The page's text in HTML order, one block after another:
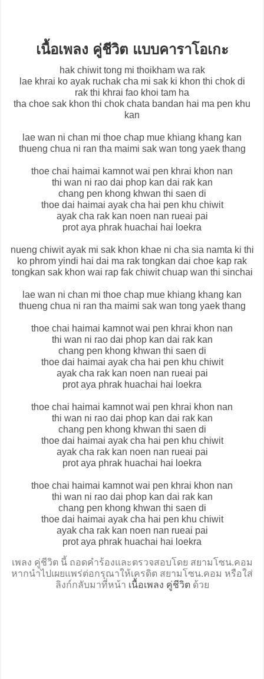
เนื้อเพลง คู่ชีวิต แบบคาราโอเกะ
hak chiwit tong mi thoikham wa rak
lae khrai ko ayak ruchak cha mi sak ki khon thi chok di
rak thi khrai fao khoi tam ha
tha choe sak khon thi chok chata bandan hai ma pen khu
kan
lae wan ni chan mi thoe chap mue khiang khang kan
thueng chua ni ran tha maimi sak wan tong yaek thang
thoe chai haimai kamnot wai pen khrai khon nan
thi wan ni rao dai phop kan dai rak kan
chang pen khong khwan thi saen di
thoe dai haimai ayak cha hai pen khu chiwit
ayak cha rak kan noen nan rueai pai
prot aya phrak huachai hai loekra
nueng chiwit ayak mi sak khon khae ni cha sia namta ki thi
ko phrom yindi hai dai ma rak tongkan dai choe kap rak
tongkan sak khon wai rap fak chiwit chuap wan thi sinchai
lae wan ni chan mi thoe chap mue khiang khang kan
thueng chua ni ran tha maimi sak wan tong yaek thang
thoe chai haimai kamnot wai pen khrai khon nan
thi wan ni rao dai phop kan dai rak kan
chang pen khong khwan thi saen di
thoe dai haimai ayak cha hai pen khu chiwit
ayak cha rak kan noen nan rueai pai
prot aya phrak huachai hai loekra
thoe chai haimai kamnot wai pen khrai khon nan
thi wan ni rao dai phop kan dai rak kan
chang pen khong khwan thi saen di
thoe dai haimai ayak cha hai pen khu chiwit
ayak cha rak kan noen nan rueai pai
prot aya phrak huachai hai loekra
thoe chai haimai kamnot wai pen khrai khon nan
thi wan ni rao dai phop kan dai rak kan
chang pen khong khwan thi saen di
thoe dai haimai ayak cha hai pen khu chiwit
ayak cha rak kan noen nan rueai pai
prot aya phrak huachai hai loekra
เพลง คู่ชีวิต นี้ ถอดคำร้องและตรวจสอบโดย สยามโซน.คอม
หากนำไปเผยแพร่ต่อกรุณาให้เครดิต สยามโซน.คอม หรือใส่
ลิงก์กลับมาที่หน้า เนื้อเพลง คู่ชีวิตด้วย